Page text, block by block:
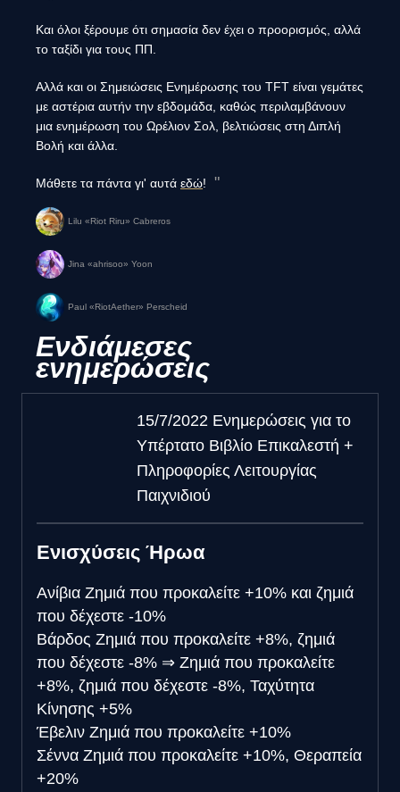
Και όλοι ξέρουμε ότι σημασία δεν έχει ο προορισμός, αλλά
το ταξίδι για τους ΠΠ.
Αλλά και οι Σημειώσεις Ενημέρωσης του TFT είναι γεμάτες
με αστέρια αυτήν την εβδομάδα, καθώς περιλαμβάνουν
μια ενημέρωση του Ωρέλιον Σολ, βελτιώσεις στη Διπλή
Βολή και άλλα.
Μάθετε τα πάντα γι' αυτά εδώ!
Lilu «Riot Riru» Cabreros
Jina «ahrisoo» Yoon
Paul «RiotAether» Perscheid
Ενδιάμεσες
ενημερώσεις
15/7/2022 Ενημερώσεις για το
Υπέρτατο Βιβλίο Επικαλεστή +
Πληροφορίες Λειτουργίας
Παιχνιδιού
Ενισχύσεις Ήρωα
Ανίβια Ζημιά που προκαλείτε +10% και ζημιά
που δέχεστε -10%
Βάρδος Ζημιά που προκαλείτε +8%, ζημιά
που δέχεστε -8% ⇒ Ζημιά που προκαλείτε
+8%, ζημιά που δέχεστε -8%, Ταχύτητα
Κίνησης +5%
Έβελιν Ζημιά που προκαλείτε +10%
Σέννα Ζημιά που προκαλείτε +10%, Θεραπεία
+20%